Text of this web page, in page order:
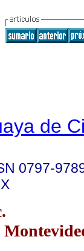
de
0797-